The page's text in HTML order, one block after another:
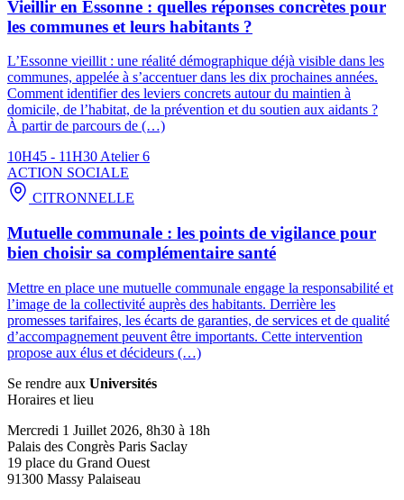
Vieillir en Essonne : quelles réponses concrètes pour
les communes et leurs habitants ?
L’Essonne vieillit : une réalité démographique déjà visible dans les
communes, appelée à s’accentuer dans les dix prochaines années.
Comment identifier des leviers concrets autour du maintien à
domicile, de l’habitat, de la prévention et du soutien aux aidants ?
À partir de parcours de (…)
10H45 - 11H30 Atelier 6
ACTION SOCIALE
CITRONNELLE
Mutuelle communale : les points de vigilance pour
bien choisir sa complémentaire santé
Mettre en place une mutuelle communale engage la responsabilité et
l’image de la collectivité auprès des habitants. Derrière les
promesses tarifaires, les écarts de garanties, de services et de qualité
d’accompagnement peuvent être importants. Cette intervention
propose aux élus et décideurs (…)
Se rendre aux Universités
Horaires et lieu
Mercredi 1 Juillet 2026, 8h30 à 18h
Palais des Congrès Paris Saclay
19 place du Grand Ouest
91300 Massy Palaiseau